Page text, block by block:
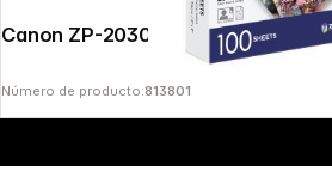
Canon ZP-
Número de producto:813801